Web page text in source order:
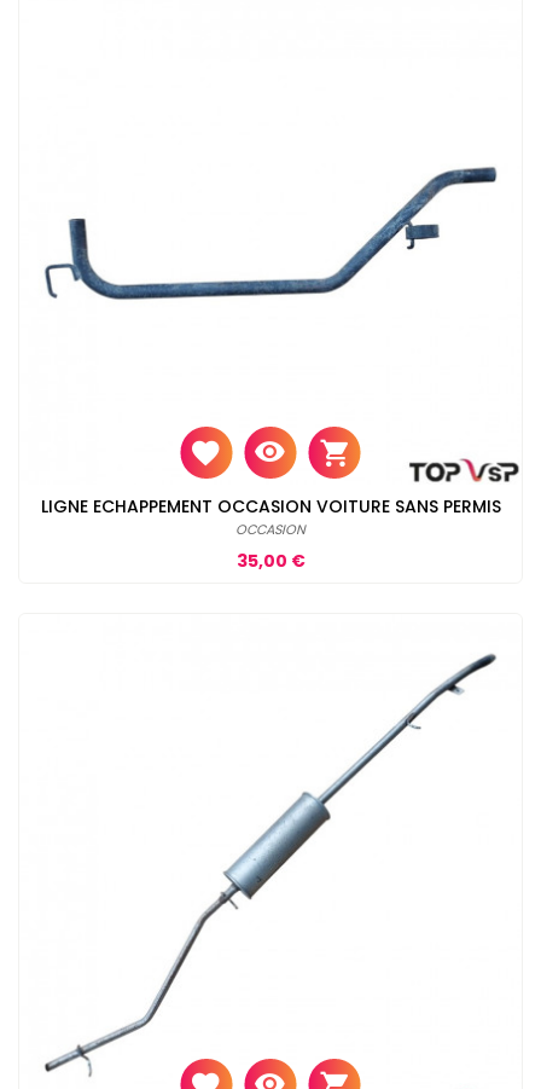
LIGNE ECHAPPEMENT OCCASION VOITURE SANS PERMIS
OCCASION
Prix
35,00 €